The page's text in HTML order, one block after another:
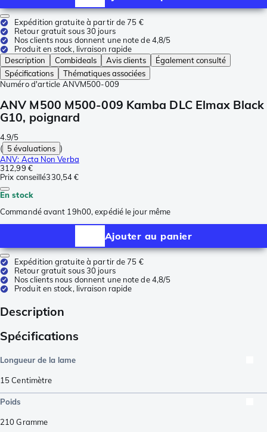
Expédition gratuite à partir de 75 €
Retour gratuit sous 30 jours
Nos clients nous donnent une note de 4,8/5
Produit en stock, livraison rapide
Description
Combideals Avis clients
Également consulté
Spécifications
Thématiques associées
Numéro d'article ANVM500-009
ANV M500 M500-009 Kamba DLC Elmax Black
G10, poignard
4.9/5
( 5 évaluations )
ANV: Acta Non Verba
312,99 €
Prix conseillé330,54 €
En stock
Commandé avant 19h00, expédié le jour même
Ajouter au panier
Expédition gratuite à partir de 75 €
Retour gratuit sous 30 jours
Nos clients nous donnent une note de 4,8/5
Produit en stock, livraison rapide
Description
Spécifications
Longueur de la lame
15Centimètre
Poids
210Gramme